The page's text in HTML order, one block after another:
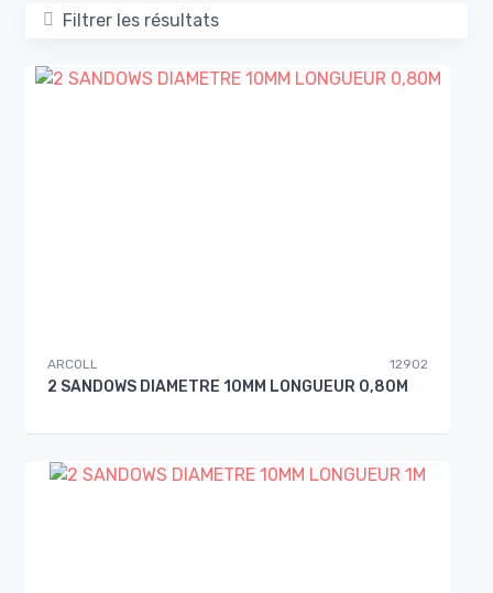
Filtrer les résultats
ARCOLL 12902
2 SANDOWS DIAMETRE 10MM LONGUEUR 0,80M